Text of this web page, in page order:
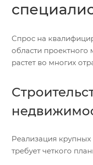
Спрос на
области проектного
растет во многих
Реализация крупных
требует четкого